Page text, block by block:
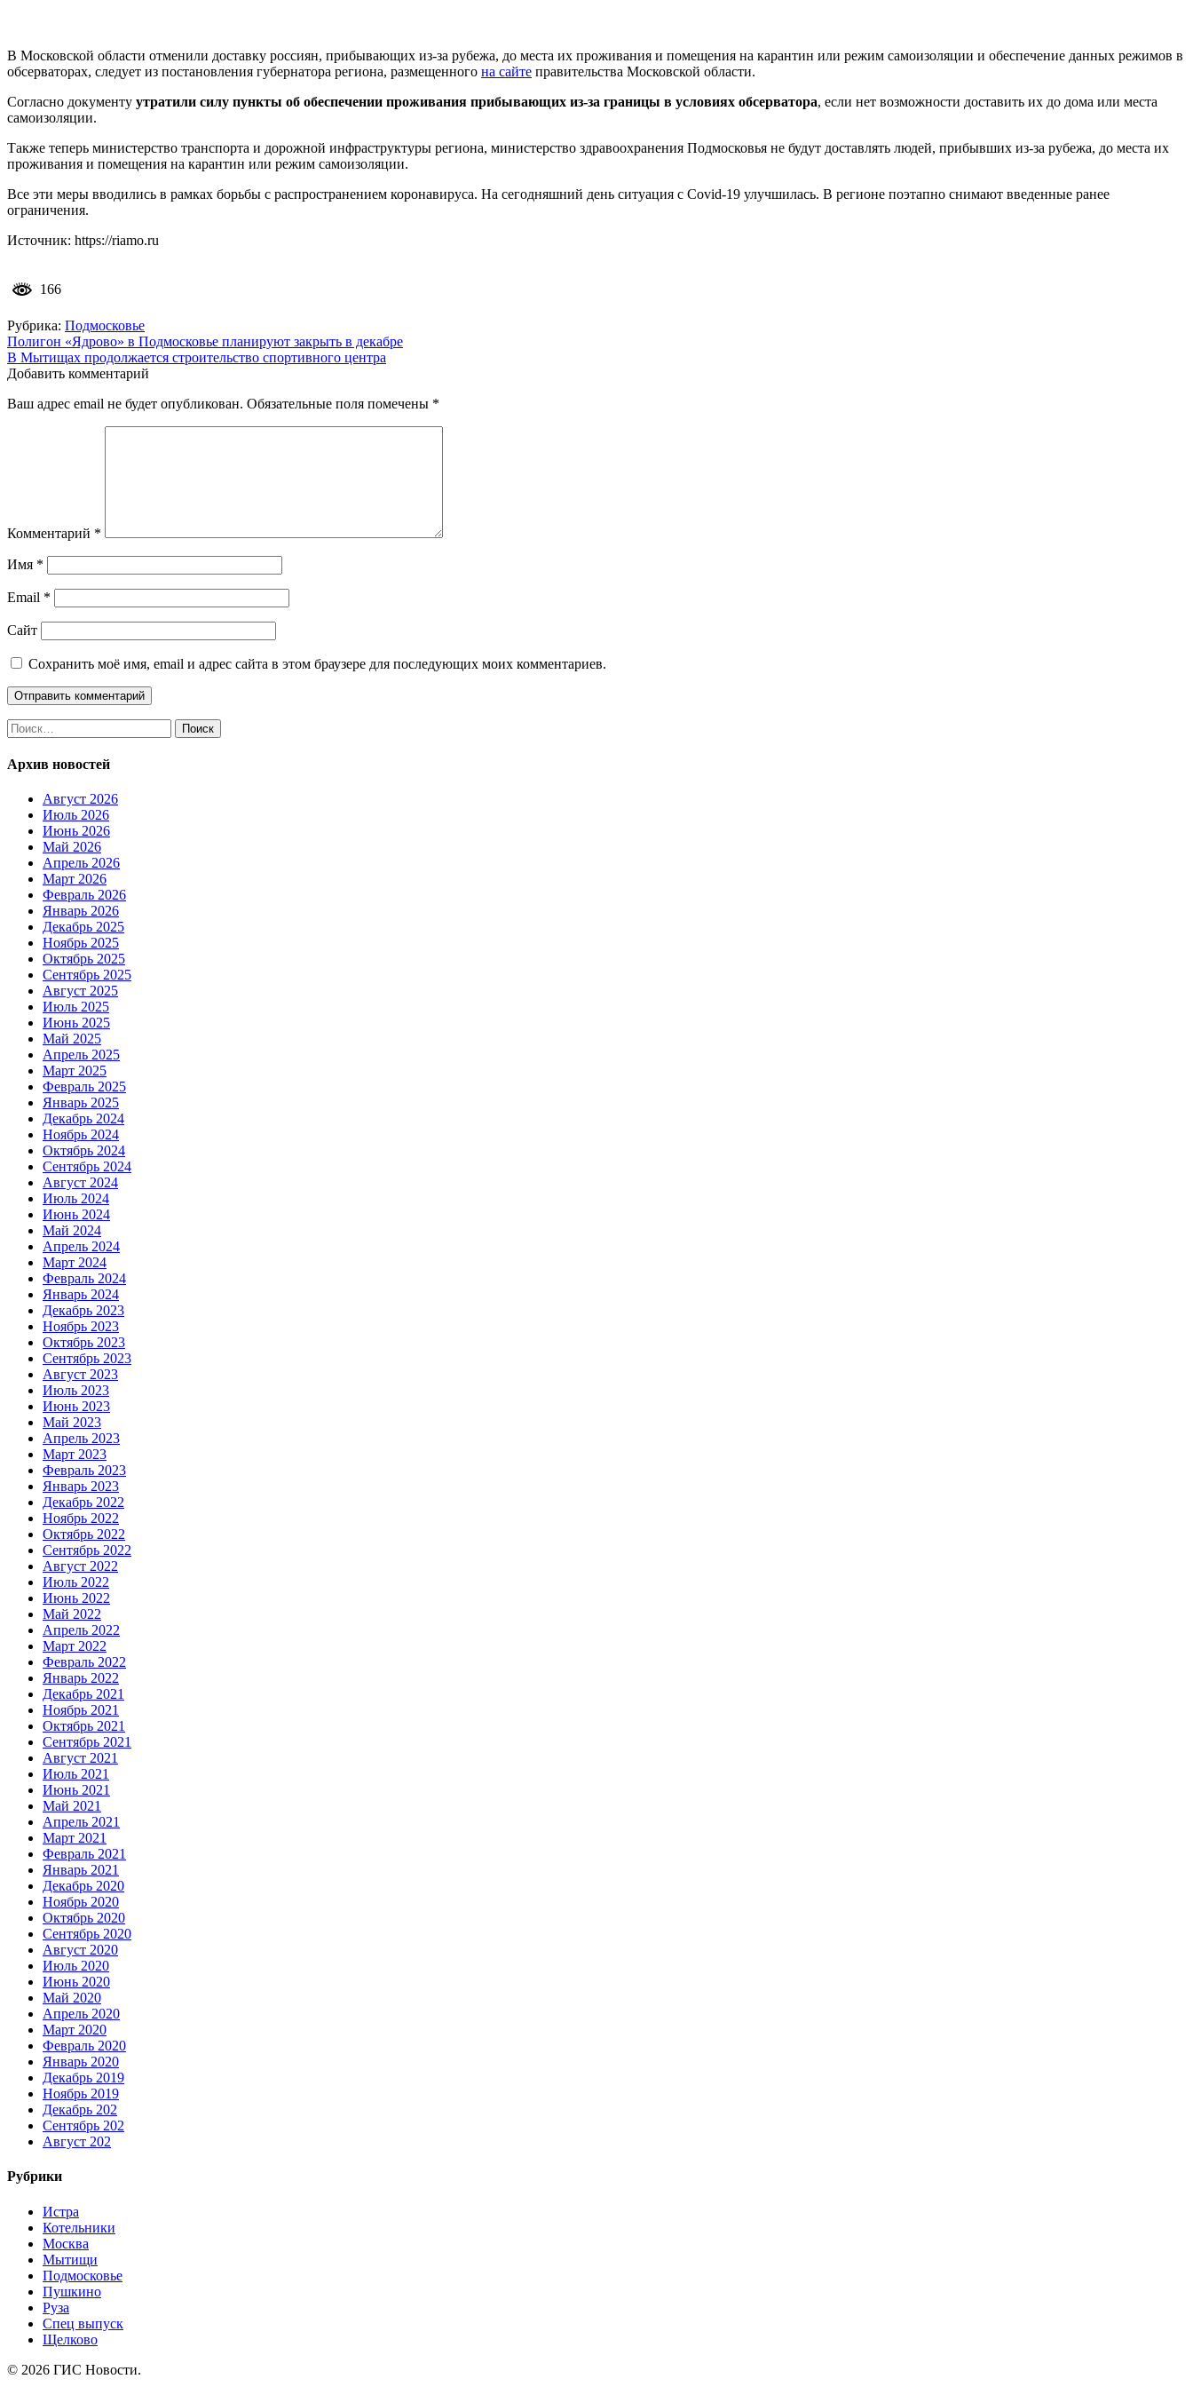
В Московской области отменили доставку россиян, прибывающих из-за рубежа, до места их проживания и помещения на карантин или режим самоизоляции и обеспечение данных режимов в
обсерваторах, следует из постановления губернатора региона, размещенного на сайте правительства Московской области.
Согласно документу утратили силу пункты об обеспечении проживания прибывающих из-за границы в условиях обсерватора, если нет возможности доставить их до дома или места
самоизоляции.
Также теперь министерство транспорта и дорожной инфраструктуры региона, министерство здравоохранения Подмосковья не будут доставлять людей, прибывших из-за рубежа, до места их
проживания и помещения на карантин или режим самоизоляции.
Все эти меры вводились в рамках борьбы с распространением коронавируса. На сегодняшний день ситуация с Covid-19 улучшилась. В регионе поэтапно снимают введенные ранее
ограничения.
Источник: https://riamo.ru
166
Рубрика: Подмосковье
Навигация
по
Полигон «Ядрово» в Подмосковье планируют закрыть в декабре
В Мытищах продолжается строительство спортивного центра
Добавить комментарий
Ваш адрес email не будет опубликован. Обязательные поля помечены *
Комментарий *
Имя *
Email *
Сайт
Сохранить моё имя, email и адрес сайта в этом браузере для последующих моих комментариев.
Найти:
Архив новостей
Август 2026
Июль 2026
Июнь 2026
Май 2026
Апрель 2026
Март 2026
Февраль 2026
Январь 2026
Декабрь 2025
Ноябрь 2025
Октябрь 2025
Сентябрь 2025
Август 2025
Июль 2025
Июнь 2025
Май 2025
Апрель 2025
Март 2025
Февраль 2025
Январь 2025
Декабрь 2024
Ноябрь 2024
Октябрь 2024
Сентябрь 2024
Август 2024
Июль 2024
Июнь 2024
Май 2024
Апрель 2024
Март 2024
Февраль 2024
Январь 2024
Декабрь 2023
Ноябрь 2023
Октябрь 2023
Сентябрь 2023
Август 2023
Июль 2023
Июнь 2023
Май 2023
Апрель 2023
Март 2023
Февраль 2023
Январь 2023
Декабрь 2022
Ноябрь 2022
Октябрь 2022
Сентябрь 2022
Август 2022
Июль 2022
Июнь 2022
Май 2022
Апрель 2022
Март 2022
Февраль 2022
Январь 2022
Декабрь 2021
Ноябрь 2021
Октябрь 2021
Сентябрь 2021
Август 2021
Июль 2021
Июнь 2021
Май 2021
Апрель 2021
Март 2021
Февраль 2021
Январь 2021
Декабрь 2020
Ноябрь 2020
Октябрь 2020
Сентябрь 2020
Август 2020
Июль 2020
Июнь 2020
Май 2020
Апрель 2020
Март 2020
Февраль 2020
Январь 2020
Декабрь 2019
Ноябрь 2019
Декабрь 202
Сентябрь 202
Август 202
Рубрики
Истра
Котельники
Москва
Мытищи
Подмосковье
Пушкино
Руза
Спец выпуск
Щелково
© 2026 ГИС Новости.